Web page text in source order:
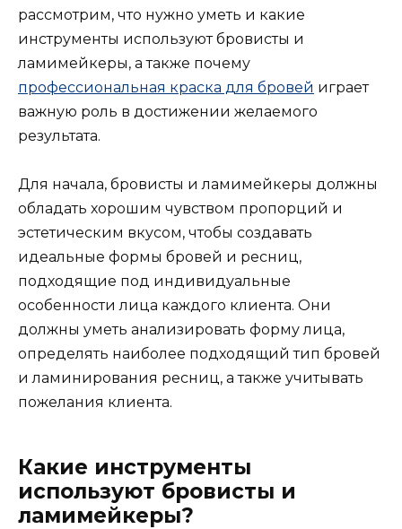
рассмотрим, что нужно уметь и какие
инструменты используют бровисты и
ламимейкеры, а также почему
профессиональная краска для бровей играет
важную роль в достижении желаемого
результата.
Для начала, бровисты и ламимейкеры должны
обладать хорошим чувством пропорций и
эстетическим вкусом, чтобы создавать
идеальные формы бровей и ресниц,
подходящие под индивидуальные
особенности лица каждого клиента. Они
должны уметь анализировать форму лица,
определять наиболее подходящий тип бровей
и ламинирования ресниц, а также учитывать
пожелания клиента.
Какие инструменты
используют бровисты и
ламимейкеры?